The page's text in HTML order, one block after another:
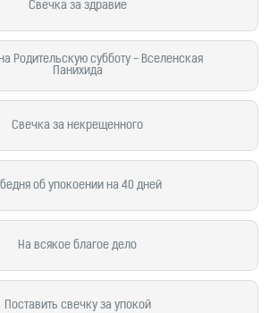
Свечка за здравие
Родительскую субботу - Вселенская
Панихида
Свечка за некрещенного
об упокоении на 40 дней
На всякое благое дело
Поставить свечку за упокой